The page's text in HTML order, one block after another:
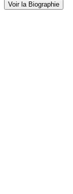
Voir la Biographie